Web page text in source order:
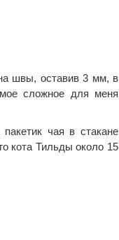
швы, оставив 3 мм, в
сложное для меня
чая в стакане
кота Тильды около 15